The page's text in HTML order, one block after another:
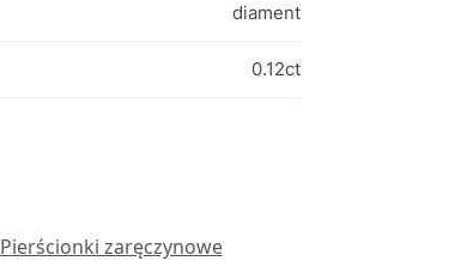
diament
0.12ct
Pierścionki zaręczynowe